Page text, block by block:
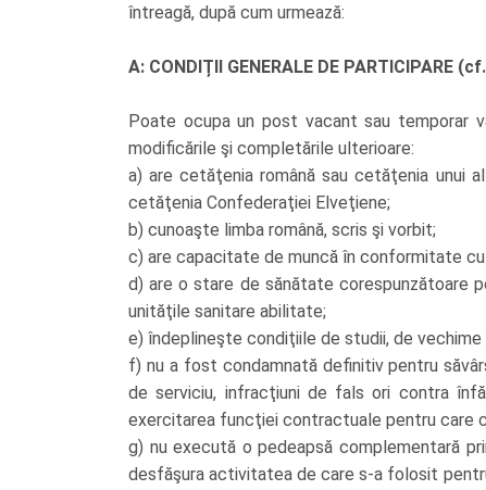
întreagă, după cum urmează:
A: CONDIȚII GENERALE DE PARTICIPARE
Poate ocupa un post vacant sau temporar
modificările şi completările ulterioare:
a) are cetăţenia română sau cetăţenia unui
cetăţenia Confederaţiei Elveţiene;
b) cunoaşte limba română, scris şi vorbit;
c) are capacitate de muncă în conformitate
d) are o stare de sănătate corespunzătoare
unităţile sanitare abilitate;
e) îndeplineşte condiţiile de studii, de
f) nu a fost condamnată definitiv pentru
de serviciu, infracţiuni de fals ori contra
exercitarea funcţiei contractuale pentru care
g) nu execută o pedeapsă complementară
desfăşura activitatea de care s-a folosit